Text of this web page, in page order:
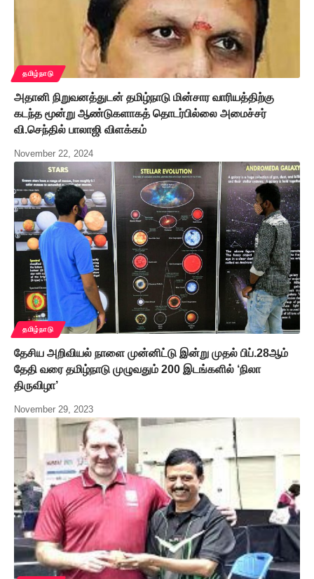
தமிழ்நாடு
அதானி நிறுவனத்துடன் தமிழ்நாடு மின்சார வாரியத்திற்கு
கடந்த மூன்று ஆண்டுகளாகத் தொடர்பில்லை அமைச்சர்
வி.செந்தில் பாலாஜி விளக்கம்
November 22, 2024
தமிழ்நாடு
தேசிய அறிவியல் நாளை முன்னிட்டு இன்று முதல் பிப்.28ஆம்
தேதி வரை தமிழ்நாடு முழுவதும் 200 இடங்களில் ‘நிலா
திருவிழா’
November 29, 2023